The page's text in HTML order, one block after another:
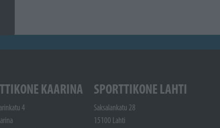
KAARINA
4
SPORTTIKONE LAHTI
Saksalankatu 28
15100 Lahti